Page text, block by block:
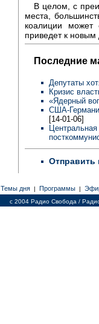
В целом, с
места,
коалиции может
приведет к
Последние
Депутаты
Кризис
«Ядерный
США-
[14-01-06]
Отправить
Темы дня | Программы |
c 2004 Радио Свобода /